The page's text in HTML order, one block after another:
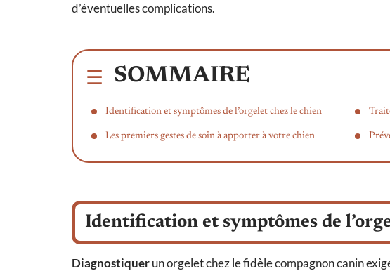
d’éventuelles complications.
SOMMAIRE
Identification et symptômes de l’orgelet chez le chien
Les premiers gestes de soin à apporter à votre chien
Identification et symptômes de
Diagnostiquerun orgelet chez le fidèle compagnon canin